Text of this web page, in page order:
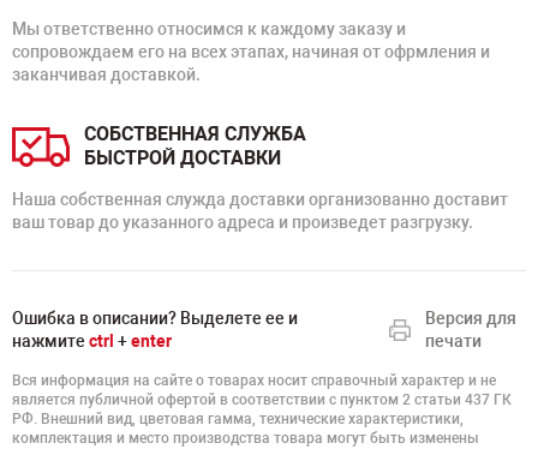
Мы ответственно относимся к каждому заказу и
сопровождаем его на всех этапах, начиная от офрмления и
заканчивая доставкой.
СОБСТВЕННАЯ СЛУЖБА
БЫСТРОЙ ДОСТАВКИ
Наша собственная служда доставки организованно доставит
ваш товар до указанного адреса и произведет разгрузку.
Ошибка в описании? Выделете ее и
нажмите ctrl +enter
Версия для
печати
Вся информация на сайте о товарах носит справочный характер и не
является публичной офертой в соответствии с пунктом 2 статьи 437 ГК
РФ. Внешний вид, цветовая гамма, технические характеристики,
комплектация и место производства товара могут быть изменены